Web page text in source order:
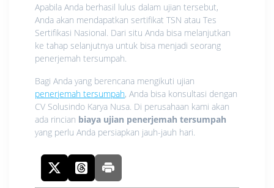
Apabila Anda berhasil lulus dalam ujian tersebut,
Anda akan mendapatkan sertifikat TSN atau Tes
Sertifikasi Nasional. Dari situ Anda bisa melanjutkan
ke tahap selanjutnya untuk bisa menjadi seorang
penerjemah tersumpah.
Bagi Anda yang berencana mengikuti ujian
penerjemah tersumpah, Anda bisa konsultasi dengan
CV Solusindo Karya Nusa. Di perusahaan kami akan
ada rincian biaya ujian penerjemah tersumpah
yang perlu Anda persiapkan jauh-jauh hari.